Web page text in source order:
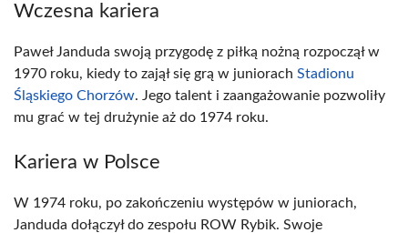
Wczesna kariera
Paweł Janduda swoją przygodę z piłką nożną rozpoczął w
1970 roku, kiedy to zajął się grą w juniorach Stadionu
Śląskiego Chorzów. Jego talent i zaangażowanie pozwoliły
mu grać w tej drużynie aż do 1974 roku.
Kariera w Polsce
W 1974 roku, po zakończeniu występów w juniorach,
Janduda dołączył do zespołu ROW Rybik. Swoje